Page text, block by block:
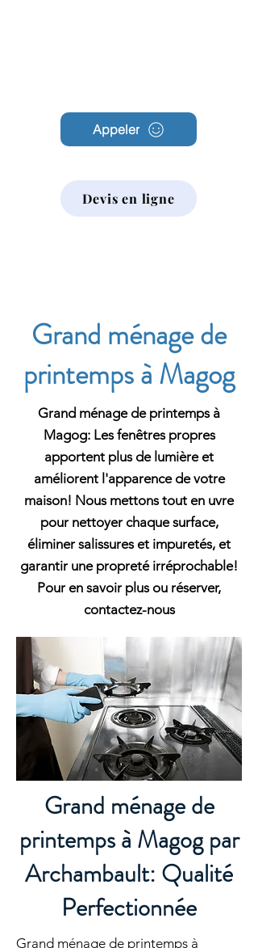
Appeler
Devis en ligne
Grand ménage de
printemps à Magog
Grand ménage de printemps à
Magog: Les fenêtres propres
apportent plus de lumière et
améliorent l'apparence de votre
maison! Nous mettons tout en uvre
pour nettoyer chaque surface,
éliminer salissures et impuretés, et
garantir une propreté irréprochable!
Pour en savoir plus ou réserver,
contactez-nous
Grand ménage de
printemps à Magog par
Archambault: Qualité
Perfectionnée
Grand ménage de printemps à